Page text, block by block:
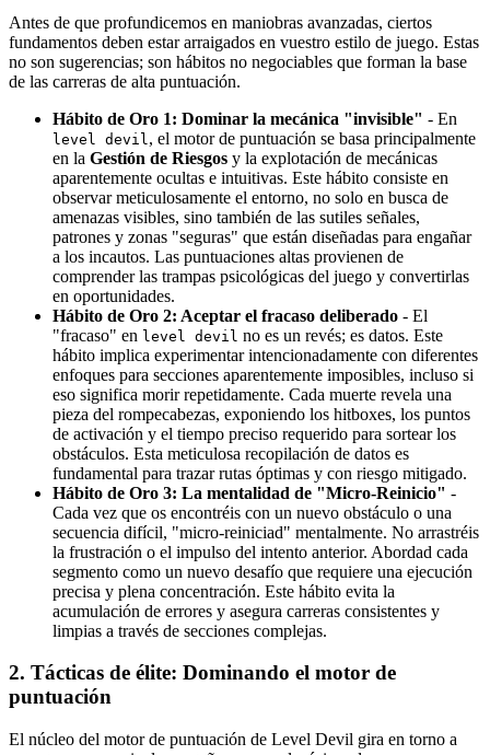
Antes de que profundicemos en maniobras avanzadas, ciertos
fundamentos deben estar arraigados en vuestro estilo de juego. Estas
no son sugerencias; son hábitos no negociables que forman la base
de las carreras de alta puntuación.
Hábito de Oro 1: Dominar la mecánica "invisible" - En
level devil , el motor de puntuación se basa principalmente
en la Gestión de Riesgos y la explotación de mecánicas
aparentemente ocultas e intuitivas. Este hábito consiste en
observar meticulosamente el entorno, no solo en busca de
amenazas visibles, sino también de las sutiles señales,
patrones y zonas "seguras" que están diseñadas para engañar
a los incautos. Las puntuaciones altas provienen de
comprender las trampas psicológicas del juego y convertirlas
en oportunidades.
Hábito de Oro 2: Aceptar el fracaso deliberado - El
"fracaso" en level devil no es un revés; es datos. Este
hábito implica experimentar intencionadamente con diferentes
enfoques para secciones aparentemente imposibles, incluso si
eso significa morir repetidamente. Cada muerte revela una
pieza del rompecabezas, exponiendo los hitboxes, los puntos
de activación y el tiempo preciso requerido para sortear los
obstáculos. Esta meticulosa recopilación de datos es
fundamental para trazar rutas óptimas y con riesgo mitigado.
Hábito de Oro 3: La mentalidad de "Micro-Reinicio" -
Cada vez que os encontréis con un nuevo obstáculo o una
secuencia difícil, "micro-reiniciad" mentalmente. No arrastréis
la frustración o el impulso del intento anterior. Abordad cada
segmento como un nuevo desafío que requiere una ejecución
precisa y plena concentración. Este hábito evita la
acumulación de errores y asegura carreras consistentes y
limpias a través de secciones complejas.
2. Tácticas de élite: Dominando el motor de
puntuación
El núcleo del motor de puntuación de Level Devil gira en torno a